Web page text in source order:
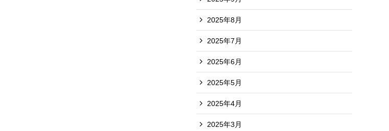
2025年8月
2025年7月
2025年6月
2025年5月
2025年4月
2025年3月